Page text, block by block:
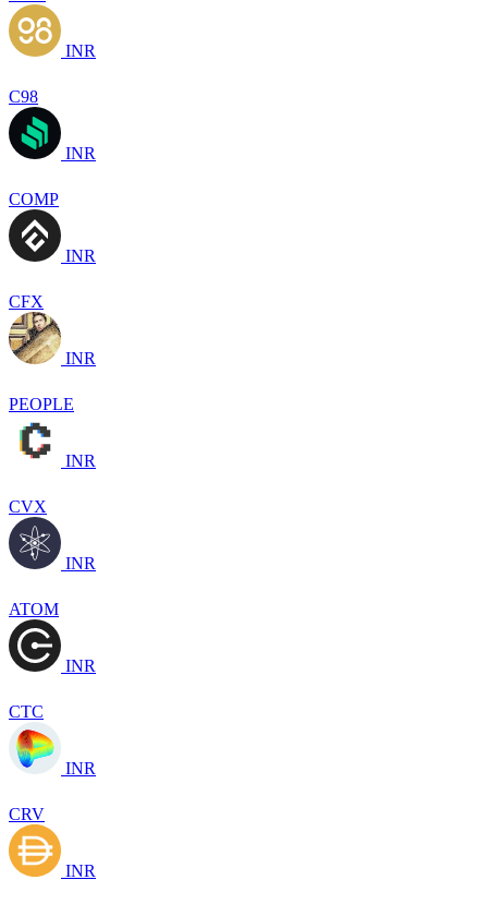
INR
C98
INR
COMP
INR
CFX
INR
PEOPLE
INR
CVX
INR
ATOM
INR
CTC
INR
CRV
INR